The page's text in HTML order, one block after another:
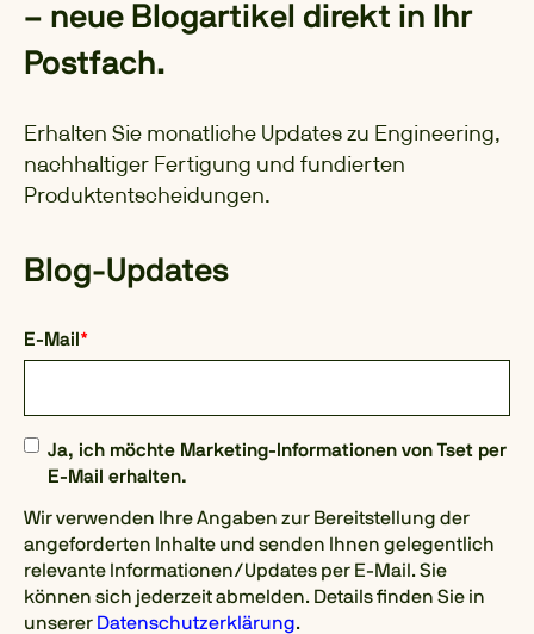
– neue Blogartikel direkt in Ihr
Postfach.
Erhalten Sie monatliche Updates zu Engineering,
nachhaltiger Fertigung und fundierten
Produktentscheidungen.
Blog-Updates
E-Mail *
Ja, ich möchte Marketing-Informationen von Tset per
E-Mail erhalten.
Wir verwenden Ihre Angaben zur Bereitstellung der
angeforderten Inhalte und senden Ihnen gelegentlich
relevante Informationen/Updates per E-Mail. Sie
können sich jederzeit abmelden. Details finden Sie in
unserer Datenschutzerklärung.